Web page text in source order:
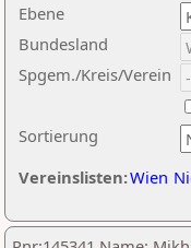
Ebene
Sortierung
Bundesland
Spgem./Kreis/Verein
Vereinslisten:Wien